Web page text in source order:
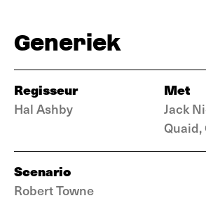
Generiek
Regisseur
Hal Ashby
Met
Jack
Quaid,
Scenario
Robert Towne